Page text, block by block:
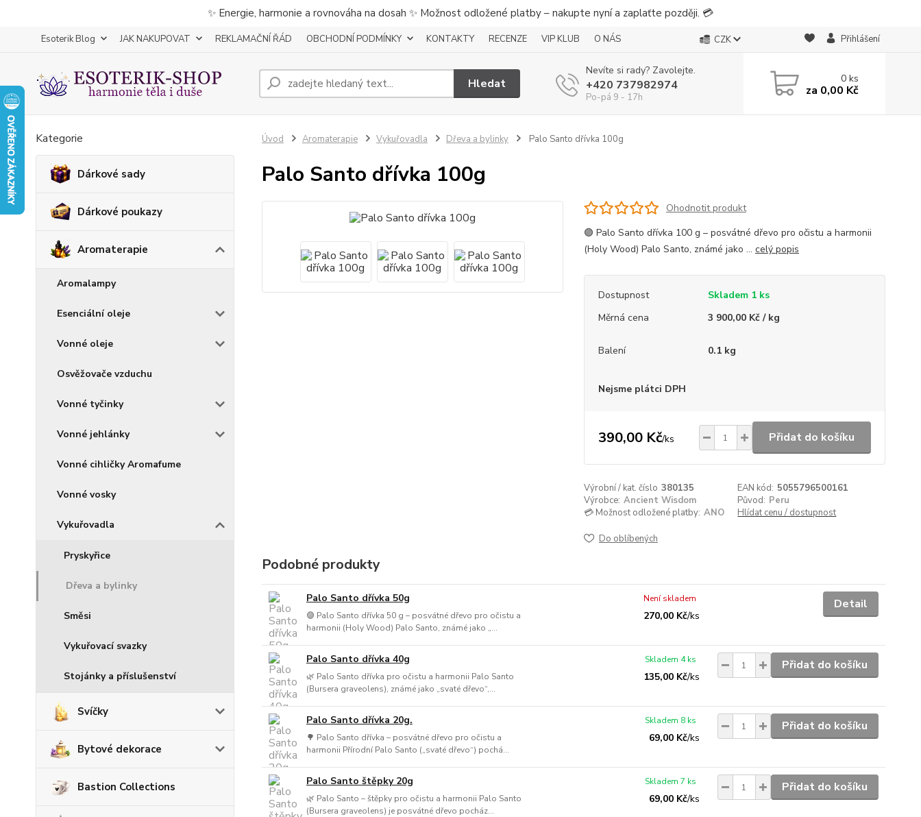
✨ Energie, harmonie a rovnováha na dosah ✨ Možnost odložené platby – nakupte nyní a zaplaťte později. 💳
Esoterik Blog JAK NAKUPOVAT REKLAMAČNÍ ŘÁD OBCHODNÍ PODMÍNKY KONTAKTY RECENZE VIP KLUB O NÁS CZK Přihlášení
Hledat
Nevíte si rady? Zavolejte.
+420 737982974
Po-pá 9 - 17h
0ks
za 0,00 Kč
Kategorie
Dárkové sady
Dárkové poukazy
Aromaterapie
Aromalampy
Esenciální oleje
Vonné oleje
Osvěžovače vzduchu
Vonné tyčinky
Vonné jehlánky
Vonné cihličky Aromafume
Vonné vosky
Vykuřovadla
Pryskyřice
Dřeva a bylinky
Směsi
Vykuřovací svazky
Stojánky a příslušenství
Svíčky
Bytové dekorace
Bastion Collections
Úvod Aromaterapie Vykuřovadla Dřeva a bylinky Palo Santo dřívka 100g
Palo Santo dřívka 100g
Ohodnotit produkt
🟣 Palo Santo dřívka 100 g – posvátné dřevo pro očistu a harmonii
(Holy Wood) Palo Santo, známé jako ... celý popis
Dostupnost
Skladem 1 ks
Měrná cena
3 900,00 Kč / kg
Balení 0.1 kg
Nejsme plátci DPH
390,00 Kč/ks Přidat do košíku
Výrobní / kat. číslo 380135 EAN kód: 5055796500161
Výrobce: Ancient Wisdom Původ: Peru
💳 Možnost odložené platby: ANO Hlídat cenu / dostupnost
Do oblíbených
Podobné produkty
Palo Santo dřívka 50g
🟣 Palo Santo dřívka 50 g – posvátné dřevo pro očistu a
harmonii (Holy Wood) Palo Santo, známé jako „...
270,00 Kč/ks
Není skladem Detail
Palo Santo dřívka 40g
🌿 Palo Santo dřívka pro očistu a harmonii Palo Santo
(Bursera graveolens), známé jako „svaté dřevo“,...
135,00 Kč/ks
Skladem 4 ks Přidat do košíku
Palo Santo dřívka 20g.
🌳 Palo Santo dřívka – posvátné dřevo pro očistu a
harmonii Přírodní Palo Santo („svaté dřevo“) pochá...
69,00 Kč/ks
Skladem 8 ks Přidat do košíku
Palo Santo štěpky 20g
🌿 Palo Santo – štěpky pro očistu a harmonii Palo Santo
(Bursera graveolens) je posvátné dřevo pocház...
69,00 Kč/ks
Skladem 7 ks Přidat do košíku